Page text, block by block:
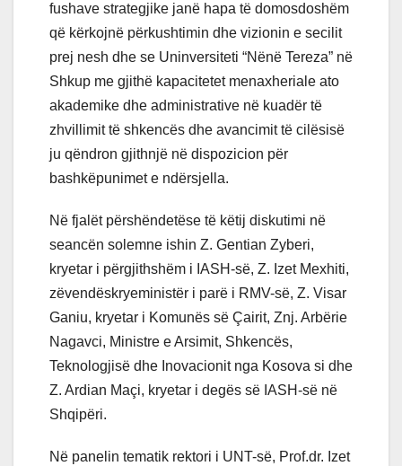
fushave strategjike janë hapa të domosdoshëm
që kërkojnë përkushtimin dhe vizionin e secilit
prej nesh dhe se Uninversiteti “Nënë Tereza” në
Shkup me gjithë kapacitetet menaxheriale ato
akademike dhe administrative në kuadër të
zhvillimit të shkencës dhe avancimit të cilësisë
ju qëndron gjithnjë në dispozicion për
bashkëpunimet e ndërsjella.
Në fjalët përshëndetëse të këtij diskutimi në
seancën solemne ishin Z. Gentian Zyberi,
kryetar i përgjithshëm i IASH-së, Z. Izet Mexhiti,
zëvendëskryeministër i parë i RMV-së, Z. Visar
Ganiu, kryetar i Komunës së Çairit, Znj. Arbërie
Nagavci, Ministre e Arsimit, Shkencës,
Teknologjisë dhe Inovacionit nga Kosova si dhe
Z. Ardian Maçi, kryetar i degës së IASH-së në
Shqipëri.
Në panelin tematik rektori i UNT-së, Prof.dr. Izet